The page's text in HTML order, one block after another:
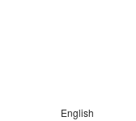
English